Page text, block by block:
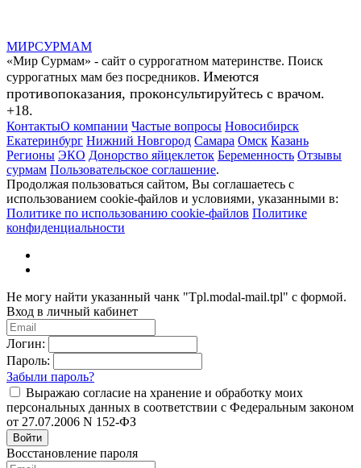
МИРСУРМАМ
«Мир Сурмам» - сайт о суррогатном материнстве. Поиск
суррогатных мам без посредников. Имеются
противопоказания, проконсультируйтесь с врачом.
+18.
КонтактыО компании Частые вопросы Новосибирск
Екатеринбург Нижний Новгород Самара Омск Казань
Регионы ЭКО Донорство яйцеклеток Беременность Отзывы
сурмам Пользовательское соглашение.
Продолжая пользоваться сайтом, Вы соглашаетесь с
использованием cookie-файлов и условиями, указанными в:
Политике по использованию cookie-файлов Политике
конфиденциальности
Не могу найти указанный чанк "Tpl.modal-mail.tpl" с формой.
Вход в личный кабинет
Логин:
Пароль:
Забыли пароль?
Выражаю согласие на хранение и обработку моих
персональных данных в соответствии с Федеральным законом
от 27.07.2006 N 152-ФЗ
Войти
Восстановление пароля